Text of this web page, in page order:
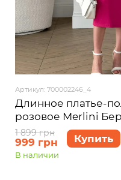
Артикул: 700002246_4
Длинное платье-
розовое Merlini
размер 4XL-5XL
1 899 грн
999 грн Купить
В наличии